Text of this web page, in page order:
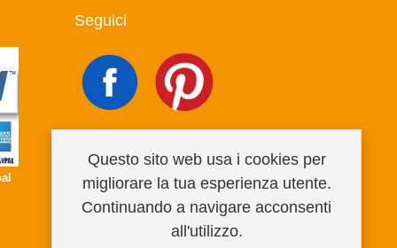
Seguici
Questo sito web usa i cookies per
migliorare la tua esperienza utente.
Continuando a navigare acconsenti
all'utilizzo.